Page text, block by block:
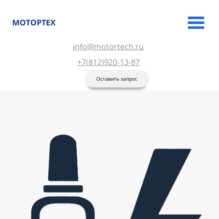
МОТОРТЕХ
info@motortech.ru
+7(812)920-13-87
Оставить запрос